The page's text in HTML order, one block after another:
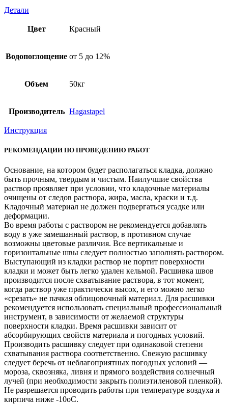
Детали
Цвет Красный
Водопоглощение от 5 до 12%
Объем 50кг
Производитель Hagastapel
Инструкция
РЕКОМЕНДАЦИИ ПО ПРОВЕДЕНИЮ РАБОТ
Основание, на котором будет располагаться кладка, должно
быть прочным, твердым и чистым. Наилучшие свойства
раствор проявляет при условии, что кладочные материалы
очищены от следов раствора, жира, масла, краски и т.д.
Кладочный материал не должен подвергаться усадке или
деформации.
Во время работы с раствором не рекомендуется добавлять
воду в уже замешанный раствор, в противном случае
возможны цветовые различия. Все вертикальные и
горизонтальные швы следует полностью заполнять раствором.
Выступающий из кладки раствор не портит поверхности
кладки и может быть легко удален кельмой. Расшивка швов
производится после схватывание раствора, в тот момент,
когда раствор уже практически высох, и его можно легко
«срезать» не пачкая облицовочный материал. Для расшивки
рекомендуется использовать специальный профессиональный
инструмент, в зависимости от желаемой структуры
поверхности кладки. Время расшивки зависит от
абсорбирующих свойств материала и погодных условий.
Производить расшивку следует при одинаковой степени
схватывания раствора соответственно. Свежую расшивку
следует беречь от неблагоприятных погодных условий —
мороза, сквозняка, ливня и прямого воздействия солнечный
лучей (при необходимости закрыть полиэтиленовой пленкой).
Не разрешается проводить работы при температуре воздуха и
кирпича ниже -10oС.